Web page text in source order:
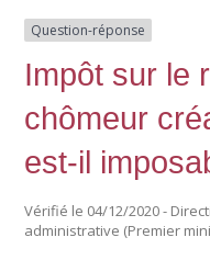
Question-réponse
Impôt sur le
chômeur
est-il
Vérifié le 04/12/2020 -
administrative (Premier